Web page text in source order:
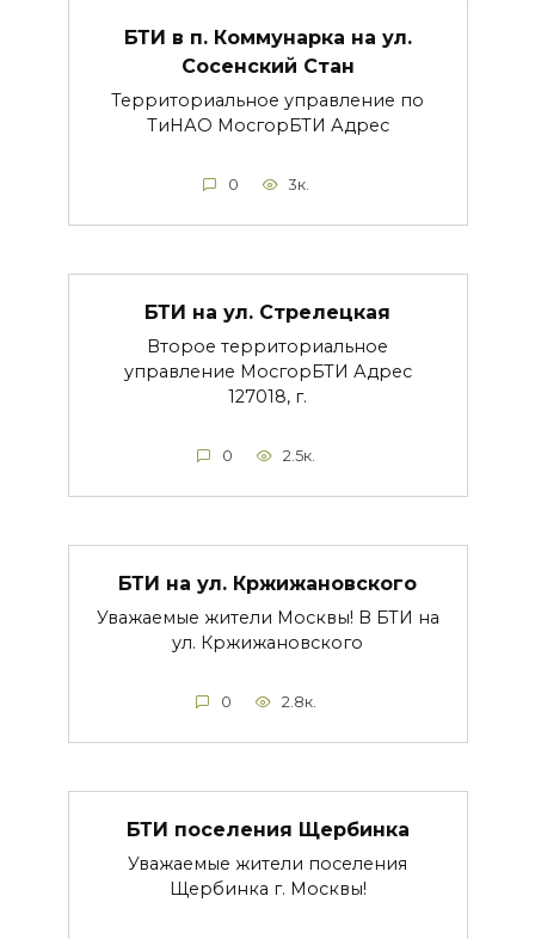
БТИ в п. Коммунарка на ул.
Сосенский Стан
Территориальное управление по
ТиНАО МосгорБТИ Адрес
0 3к.
БТИ на ул. Стрелецкая
Второе территориальное
управление МосгорБТИ Адрес
127018, г.
0 2.5к.
БТИ на ул. Кржижановского
Уважаемые жители Москвы! В БТИ на
ул. Кржижановского
0 2.8к.
БТИ поселения Щербинка
Уважаемые жители поселения
Щербинка г. Москвы!